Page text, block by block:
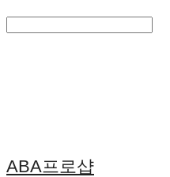
ABA프로샵